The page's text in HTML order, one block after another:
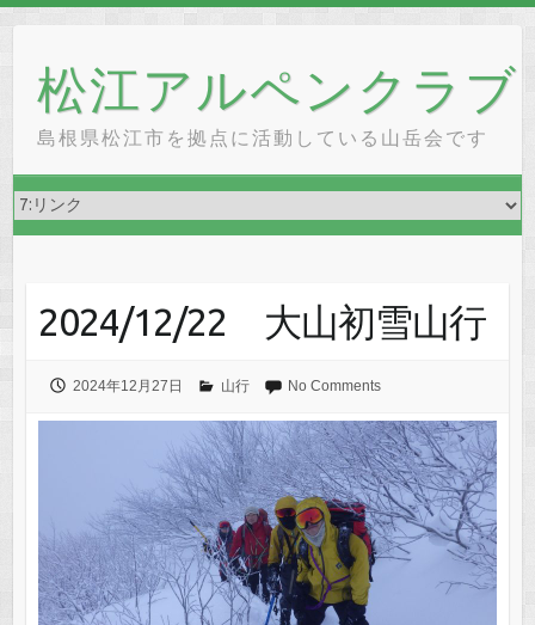
content松江アルペンクラブ
島根県松江市を拠点に活動している山岳会です
2024/12/22 大山初雪山行
2024年12月27日 山行 No Comments